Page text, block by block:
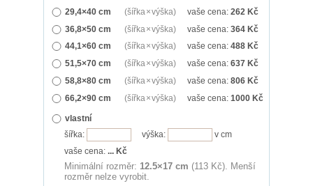
29,4×40 cm
(šířka × výška) vaše cena: 262 Kč
36,8×50 cm
(šířka × výška) vaše cena: 364 Kč
44,1×60 cm
(šířka × výška) vaše cena: 488 Kč
51,5×70 cm
(šířka × výška) vaše cena: 637 Kč
58,8×80 cm
(šířka × výška) vaše cena: 806 Kč
66,2×90 cm
(šířka × výška) vaše cena: 1000 Kč
vlastní
šířka:
výška:
v cm
vaše cena: ... Kč
Minimální rozměr: 12.5×17 cm (113 Kč). Menší
rozměr nelze vyrobit.